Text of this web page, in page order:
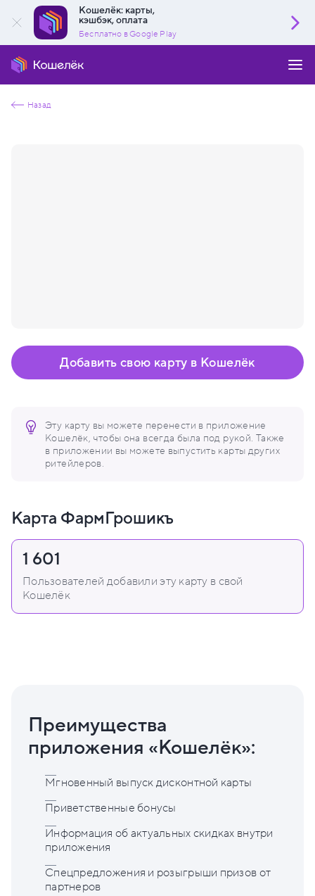
Кошелёк: карты,
кэшбэк, оплата
Бесплатно в Google Play
Назад
Эту карту вы можете перенести в приложение
Кошелёк, чтобы она всегда была под рукой. Также
в приложении вы можете выпустить карты других
ритейлеров.
Добавить свою карту в Кошелёк
Карта ФармГрошикъ
1 601
Пользователей добавили эту карту в свой
Кошелёк
Преимущества
приложения «Кошелёк»:
Мгновенный выпуск дисконтной карты
Приветственные бонусы
Информация об актуальных скидках внутри
приложения
Спецпредложения и розыгрыши призов от
партнеров